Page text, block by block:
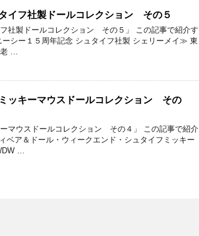
イフ社製ドールコレクション その５
社製ドールコレクション その５」 この記事で紹介す
シー１５周年記念 シュタイフ社製 シェリーメイ≫ 東
老 …
ッキーマウスドールコレクション その
マウスドールコレクション その４」 この記事で紹介
ア＆ドール・ウィークエンド・シュタイフミッキー
…